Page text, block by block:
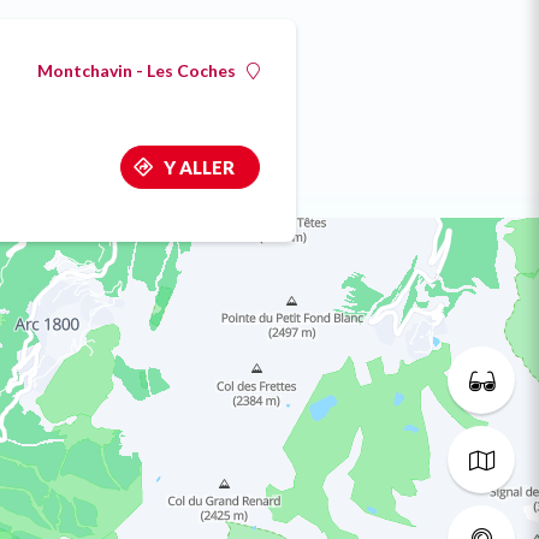
Montchavin - Les Coches
Y ALLER